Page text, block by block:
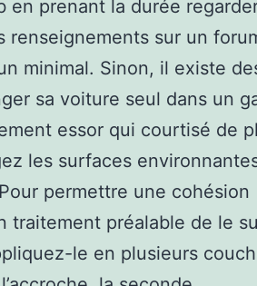
en prenant la durée
renseignements sur un
minimal. Sinon, il existe
sa voiture seul dans un
essor qui courtisé de
les surfaces environnantes
permettre une cohésion
traitement préalable de le
le en plusieurs